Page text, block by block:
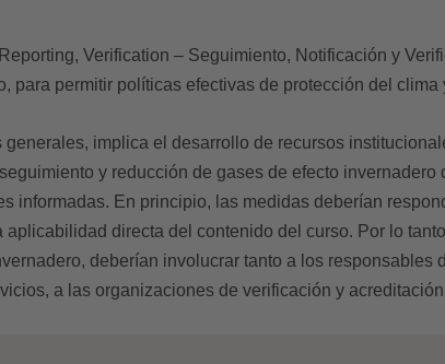
Verification – Seguimiento, Notificación y
para permitir políticas efectivas de protección del
implica el desarrollo de recursos
y reducción de gases de efecto
informadas. En principio, las medidas deberían
directa del contenido del curso. Por lo
deberían involucrar tanto a los
a las organizaciones de verificación y